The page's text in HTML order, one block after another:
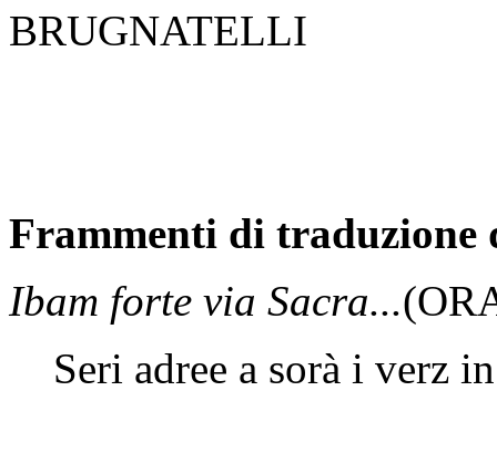
BRUGNATELLI
Frammenti di traduzione
Ibam forte via Sacra...
Seri adree a sorà i verz